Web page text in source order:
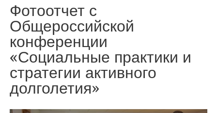
Фотоотчет с
Общероссийской
конференции
«Социальные практики и
стратегии активного
долголетия»